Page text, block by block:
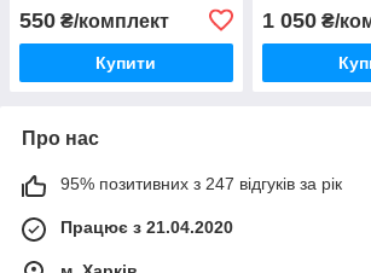
550 ₴/комплект
Купити
1 050₴/
Про нас
95% позитивних з 247 відгуків за рік
Працює з 21.04.2020